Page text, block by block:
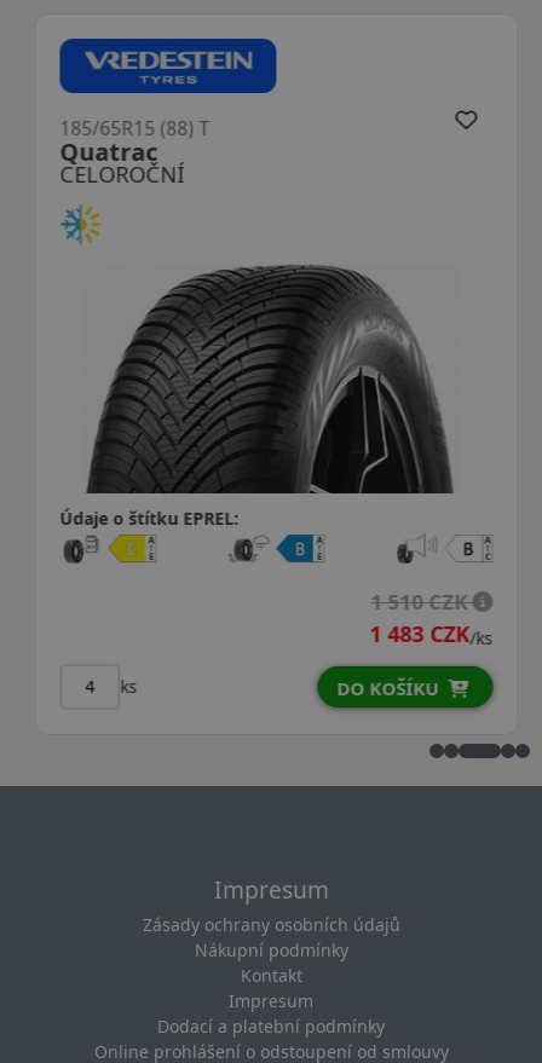
CELOROČNÍ
Quatrac
185/65R15 (88) T
Údaje o štítku EPREL:
1 510 CZK
1 483 CZK/ks
ks DO KOŠÍKU
Impresum
Zásady ochrany osobních údajů
Nákupní podmínky
Kontakt
Impresum
Dodací a platební podmínky
Online prohlášení o odstoupení od smlouvy